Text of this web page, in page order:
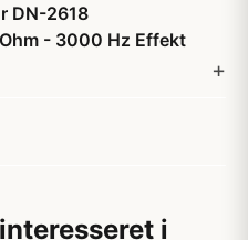
DN-2618
- 3000 Hz Effekt
i